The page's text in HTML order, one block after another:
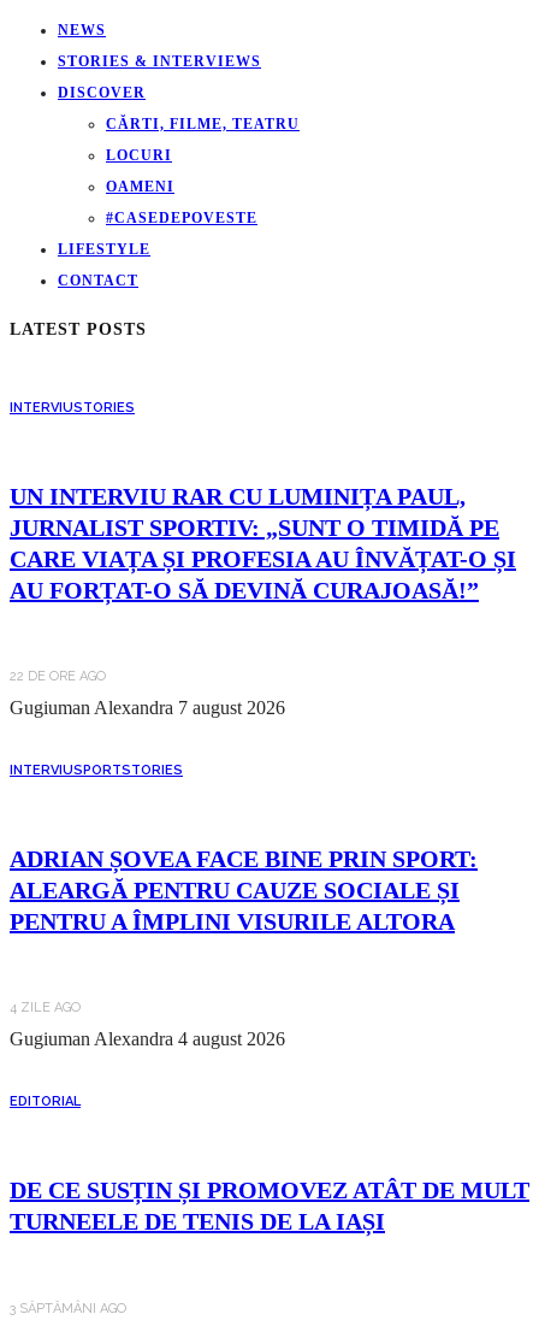
NEWS
STORIES & INTERVIEWS
DISCOVER
CĂRTI, FILME, TEATRU
LOCURI
OAMENI
#CASEDEPOVESTE
LIFESTYLE
CONTACT
LATEST POSTS
INTERVIUSTORIES
UN INTERVIU RAR CU LUMINIȚA PAUL,
JURNALIST SPORTIV: „SUNT O TIMIDĂ PE
CARE VIAȚA ȘI PROFESIA AU ÎNVĂȚAT-O ȘI
AU FORȚAT-O SĂ DEVINĂ CURAJOASĂ!”
22 DE ORE AGO
Gugiuman Alexandra 7 august 2026
INTERVIUSPORTSTORIES
ADRIAN ȘOVEA FACE BINE PRIN SPORT:
ALEARGĂ PENTRU CAUZE SOCIALE ȘI
PENTRU A ÎMPLINI VISURILE ALTORA
4 ZILE AGO
Gugiuman Alexandra 4 august 2026
EDITORIAL
DE CE SUSȚIN ȘI PROMOVEZ ATÂT DE MULT
TURNEELE DE TENIS DE LA IAȘI
3 SĂPTĂMÂNI AGO